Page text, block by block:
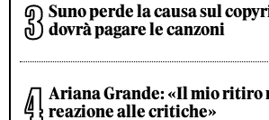
Suno perde la causa sul
dovrà pagare le canzoni
Ariana Grande: «Il mio ritiro
reazione alle critiche»